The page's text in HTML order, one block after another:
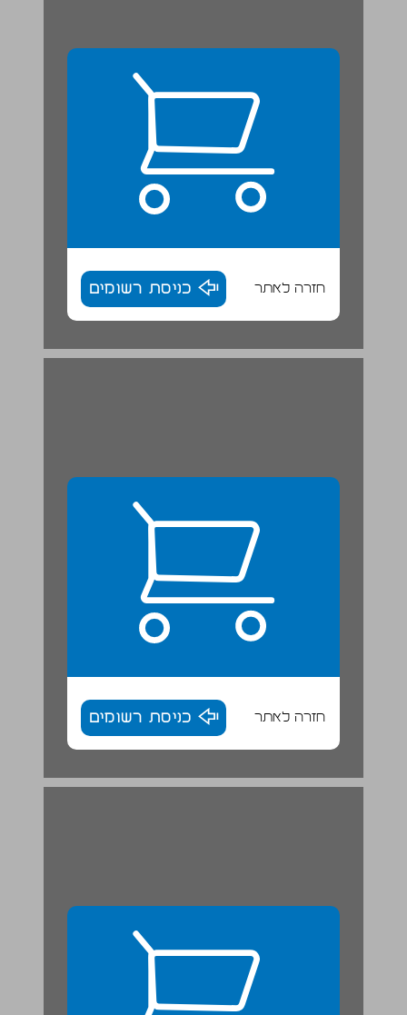
חזרה לאתר כניסת רשומים
חזרה לאתר כניסת רשומים